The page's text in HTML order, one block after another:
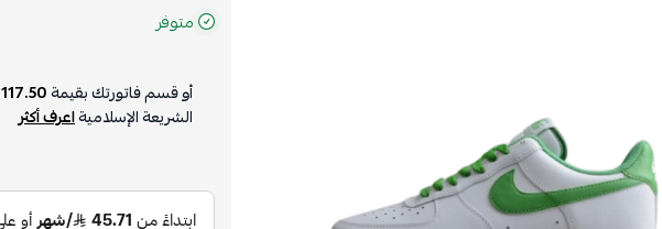
متوفر
أو قسم فاتورتك بقيمة117.50 ر.س
الشريعة الإسلاميةاعرف أكثر